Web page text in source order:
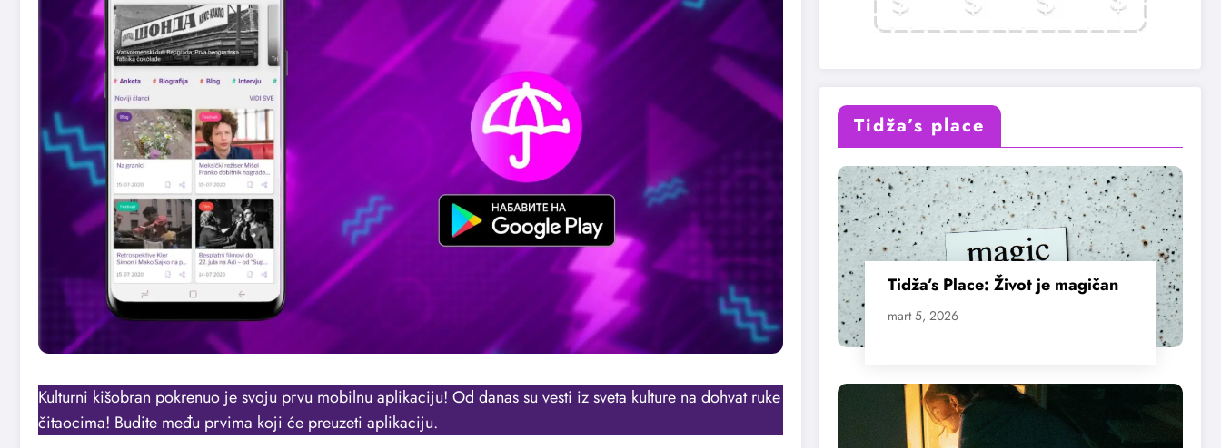
Kulturni kišobran pokrenuo je svoju prvu mobilnu aplikaciju! Od danas su vesti iz sveta kulture na dohvat ruke
čitaocima! Budite među prvima koji će preuzeti aplikaciju.
Tidža’s place
Tidža’s Place: Život je magičan
mart 5, 2026